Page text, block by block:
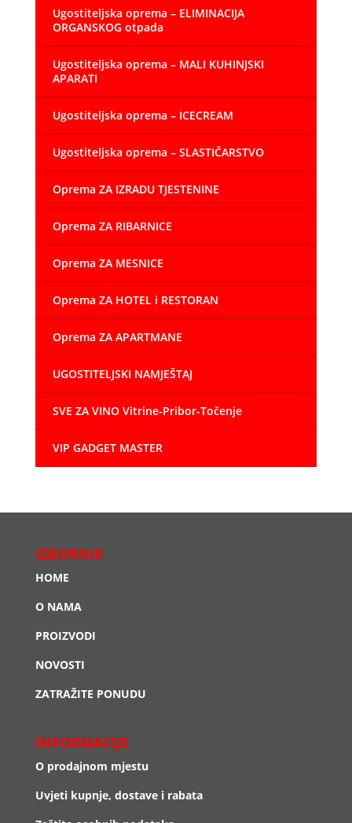
Ugostiteljska oprema – ELIMINACIJA
ORGANSKOG otpada
Ugostiteljska oprema – MALI KUHINJSKI
APARATI
Ugostiteljska oprema – ICECREAM
Ugostiteljska oprema – SLASTIČARSTVO
Oprema ZA IZRADU TJESTENINE
Oprema ZA RIBARNICE
Oprema ZA MESNICE
Oprema ZA HOTEL i RESTORAN
Oprema ZA APARTMANE
UGOSTITELJSKI NAMJEŠTAJ
SVE ZA VINO Vitrine-Pribor-Točenje
VIP GADGET MASTER
IZBORNIK
HOME
O NAMA
PROIZVODI
NOVOSTI
ZATRAŽITE PONUDU
INFORMACIJE
O prodajnom mjestu
Uvjeti kupnje, dostave i rabata